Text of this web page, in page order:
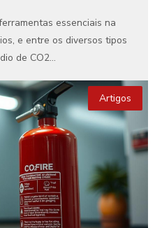
essenciais na
e entre os diversos tipos
de CO2...
Artigos